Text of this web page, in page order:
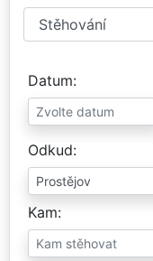
Datum
Odkud
Kam